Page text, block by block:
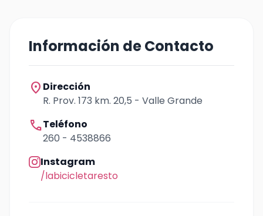
Información de Contacto
location_on Dirección
R. Prov. 173 km. 20,5 - Valle Grande
callTeléfono
260 - 4538866
Instagram
/labicicletaresto